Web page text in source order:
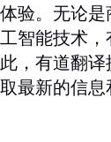
验。无论
智能技术
，有道翻
最新的信息